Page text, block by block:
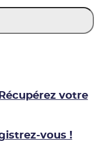
Récupérez votre
vous !